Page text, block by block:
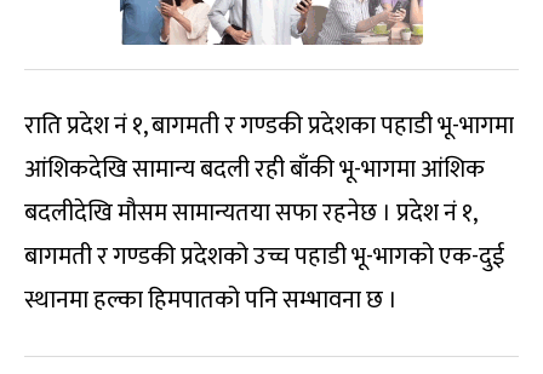
राति प्रदेश नं १, बागमती र गण्डकी प्रदेशका पहाडी भू-भागमा
आंशिकदेखि सामान्य बदली रही बाँकी भू-भागमा आंशिक
बदलीदेखि मौसम सामान्यतया सफा रहनेछ । प्रदेश नं १,
बागमती र गण्डकी प्रदेशको उच्च पहाडी भू-भागको एक-दुई
स्थानमा हल्का हिमपातको पनि सम्भावना छ ।